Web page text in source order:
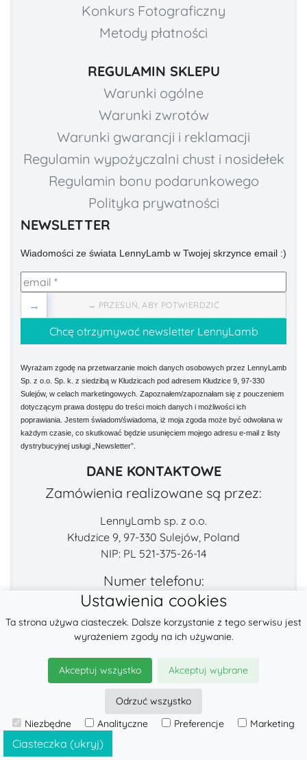
Konkurs Fotograficzny
Metody płatności
REGULAMIN SKLEPU
Warunki ogólne
Warunki zwrotów
Warunki gwarancji i reklamacji
Regulamin wypożyczalni chust i nosidełek
Regulamin bonu podarunkowego
Polityka prywatności
NEWSLETTER
Wiadomości ze świata LennyLamb w Twojej skrzynce email :)
→ PRZESUŃ, ABY POTWIERDZIĆ
→
Wyrażam zgodę na przetwarzanie moich danych osobowych przez LennyLamb
Sp. z o.o. Sp. k. z siedzibą w Kłudzicach pod adresem Kłudzice 9, 97-330
Sulejów, w celach marketingowych. Zapoznałem/zapoznałam się z pouczeniem
dotyczącym prawa dostępu do treści moich danych i możliwości ich
poprawiania. Jestem świadom/świadoma, iż moja zgoda może być odwołana w
każdym czasie, co skutkować będzie usunięciem mojego adresu e-mail z listy
dystrybucyjnej usługi „Newsletter”.
DANE KONTAKTOWE
Zamówienia realizowane są przez:
LennyLamb sp. z o.o.
Kłudzice 9, 97-330 Sulejów, Poland
NIP: PL 521-375-26-14
Numer telefonu:
+48 222-57-888-2
E-mail:
contact@lennylamb.com
Znajdź nas na:
Ciasteczka (ukryj)
Ustawienia cookies
Ta strona używa ciasteczek. Dalsze korzystanie z tego serwisu jest
wyrażeniem zgody na ich używanie.
Akceptuj wszystko Akceptuj wybrane
Odrzuć wszystko
Niezbędne
Analityczne Preferencje Marketing